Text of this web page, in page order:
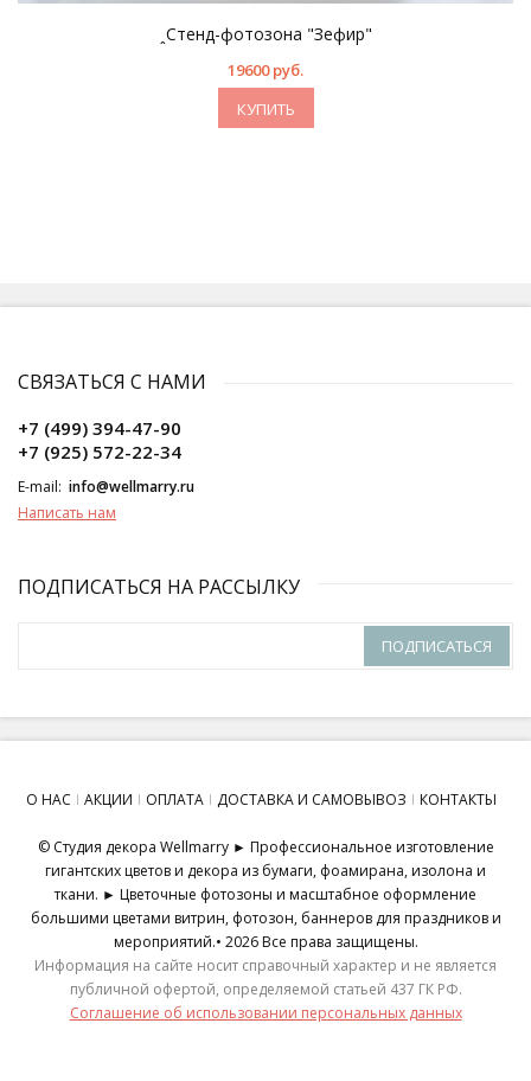
ꞈСтенд-фотозона "Зефир"
19600 руб.
КУПИТЬ
СВЯЗАТЬСЯ С НАМИ
+7 (499) 394-47-90
+7 (925) 572-22-34
E-mail: info@wellmarry.ru
Написать нам
ПОДПИСАТЬСЯ НА РАССЫЛКУ
ПОДПИСАТЬСЯ
О НАС АКЦИИ ОПЛАТА ДОСТАВКА И САМОВЫВОЗ КОНТАКТЫ
© Студия декора Wellmarry ► Профессиональное изготовление
гигантских цветов и декора из бумаги, фоамирана, изолона и
ткани. ► Цветочные фотозоны и масштабное оформление
большими цветами витрин, фотозон, баннеров для праздников и
мероприятий.• 2026 Все права защищены.
Информация на сайте носит справочный характер и не является
публичной офертой, определяемой статьей 437 ГК РФ.
Соглашение об использовании персональных данных